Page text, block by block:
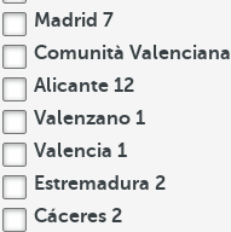
Madrid 7
Comunità Valenciana
Alicante 12
Valenzano 1
Valencia 1
Estremadura 2
Cáceres 2